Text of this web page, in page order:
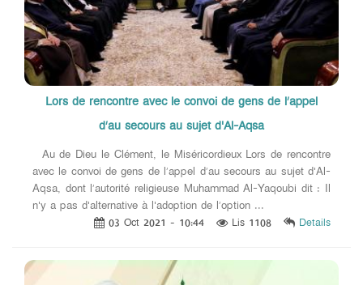
Lors de rencontre avec le convoi de gens de l’appel
d’au secours au sujet d'Al-Aqsa
Au de Dieu le Clément, le Miséricordieux Lors de rencontre
avec le convoi de gens de l’appel d’au secours au sujet d'Al-
Aqsa, dont l’autorité religieuse Muhammad Al-Yaqoubi dit : Il
n'y a pas d'alternative à l'adoption de l’option ...
03 Oct 2021 - 10:44 Lis 1108 Details